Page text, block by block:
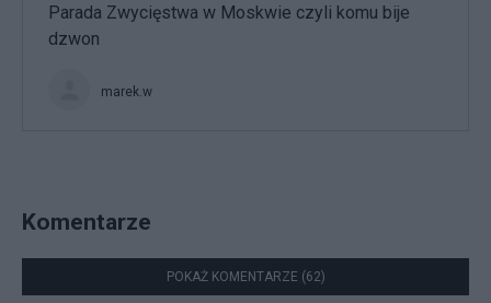
Parada Zwycięstwa w Moskwie czyli komu bije
dzwon
marek.w
Komentarze
POKAŻ KOMENTARZE (62)